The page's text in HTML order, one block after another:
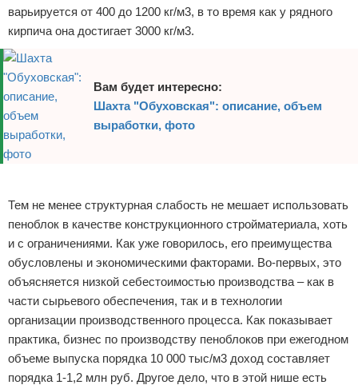
варьируется от 400 до 1200 кг/м3, в то время как у рядного
кирпича она достигает 3000 кг/м3.
Вам будет интересно:
Шахта "Обуховская": описание, объем
выработки, фото
Тем не менее структурная слабость не мешает использовать
пеноблок в качестве конструкционного стройматериала, хоть
и с ограничениями. Как уже говорилось, его преимущества
обусловлены и экономическими факторами. Во-первых, это
объясняется низкой себестоимостью производства – как в
части сырьевого обеспечения, так и в технологии
организации производственного процесса. Как показывает
практика, бизнес по производству пеноблоков при ежегодном
объеме выпуска порядка 10 000 тыс/м3 доход составляет
порядка 1-1,2 млн руб. Другое дело, что в этой нише есть